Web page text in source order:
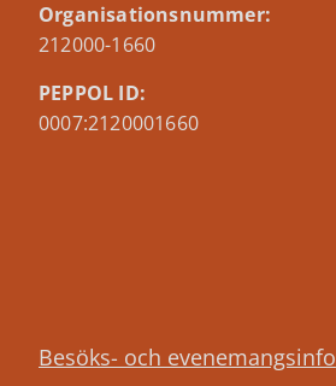
Organisationsnummer:
212000-1660
PEPPOL ID:
0007:2120001660
Besöks- och evenemangsinfo